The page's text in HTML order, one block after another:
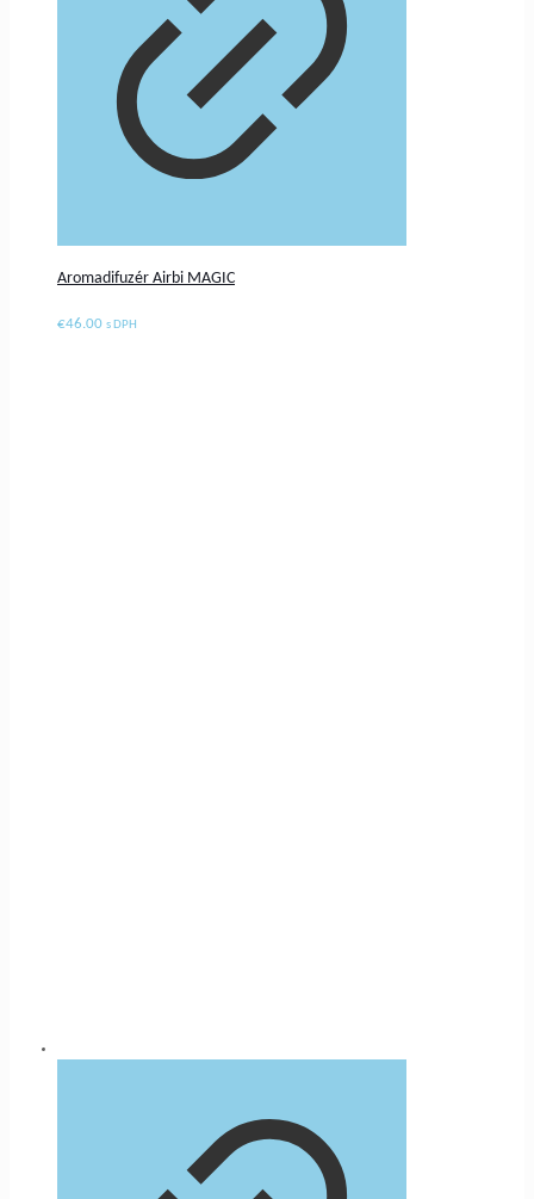
Aromadifuzér Airbi MAGIC
€46.00 s DPH